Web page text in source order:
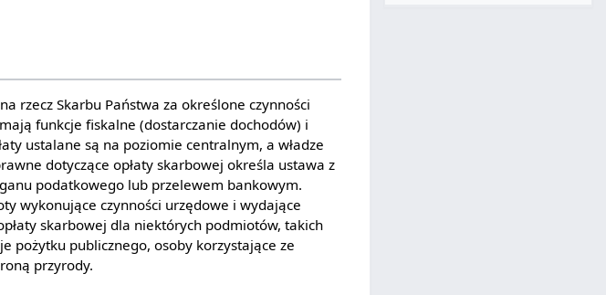
rzecz Skarbu Państwa za określone czynności
funkcje fiskalne (dostarczanie dochodów) i
ustalane są na poziomie centralnym, a władze
dotyczące opłaty skarbowej określa ustawa z
podatkowego lub przelewem bankowym.
wykonujące czynności urzędowe i wydające
skarbowej dla niektórych podmiotów, takich
pożytku publicznego, osoby korzystające ze
przyrody.